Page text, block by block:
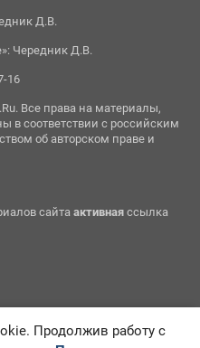
Д.В.
Чередник Д.В.
16
Все права на материалы,
соответствии с российским
об авторском праве и
сайтаактивнаяссылка
Продолжив работу с